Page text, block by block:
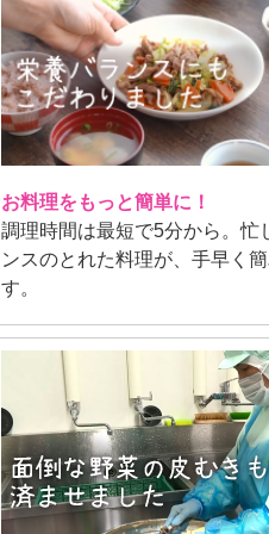
お料理をもっと簡単に！
調理時間は最短で5分から。忙
ンスのとれた料理が、手早く
す。